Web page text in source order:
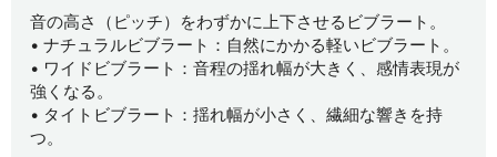
音の高さ（ピッチ）をわずかに上下させるビブラート。
• ナチュラルビブラート：自然にかかる軽いビブラート。
• ワイドビブラート：音程の揺れ幅が大きく、感情表現が
強くなる。
• タイトビブラート：揺れ幅が小さく、繊細な響きを持
つ。